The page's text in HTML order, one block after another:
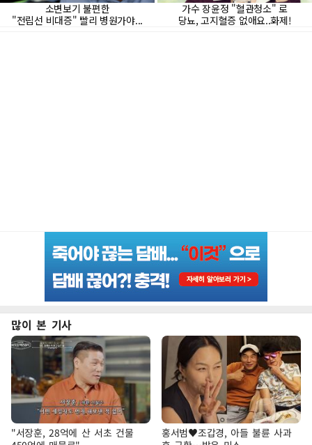
많이 본 기사
"서장훈, 28억에 산 서초 건물
홍서범♥조갑경, 아들 불륜 사과